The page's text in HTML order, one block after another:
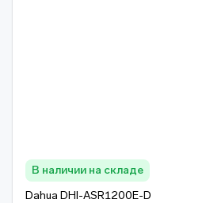
В наличии на складе
Dahua DHI-ASR1200E-D